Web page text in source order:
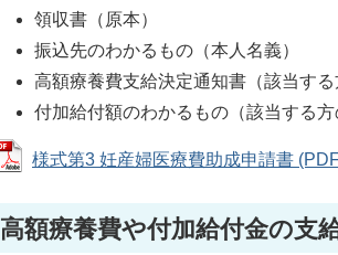
領収書（原本）
振込先のわかるもの（本人名義）
高額療養費支給決定通知書（該当する
付加給付額のわかるもの（該当する方
様式第3 妊産婦医療費助成申請書
高額療養費や付加給付金の支